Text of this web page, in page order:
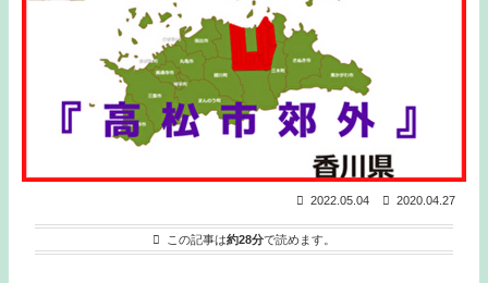
2022.05.04 2020.04.27
この記事は約28分で読めます。